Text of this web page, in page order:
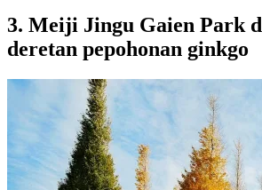
3. Meiji Jingu Gaien Park
deretan pepohonan ginkgo